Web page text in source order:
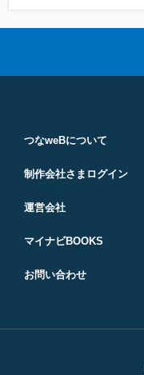
つなweBについて
制作会社さまログイン
運営会社
マイナビBOOKS
お問い合わせ